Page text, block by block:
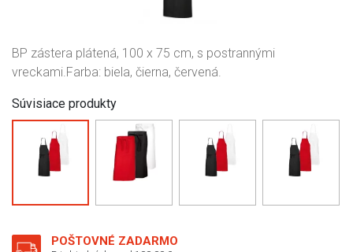
BP zástera plátená, 100 x 75 cm, s postrannými
vreckami.Farba: biela, čierna, červená.
Súvisiace produkty
POŠTOVNÉ ZADARMO